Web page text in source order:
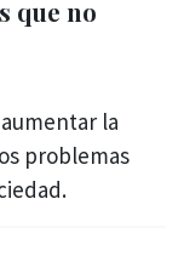
que no
la
problemas